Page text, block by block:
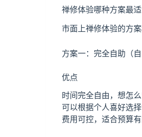
禅修体验哪种方案最
市面上禅修体验的方
方案一：完全自助（自
优点
时间完全自由，想怎
可以根据个人喜好选
费用可控，适合预算